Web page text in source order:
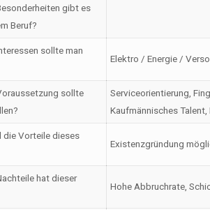
gibt es
Beruf?
sollte man
Elektro / Energie /
sollte
Serviceorientierung,
Kaufmännisches
die Vorteile dieses
Existenzgründung
hat dieser
Hohe Abbruchrate,